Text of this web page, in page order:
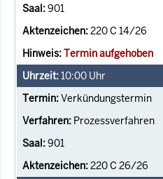
901
220 C 14/26
Termin aufgehoben
10:00 Uhr
Verkündungstermin
Prozessverfahren
901
220 C 26/26